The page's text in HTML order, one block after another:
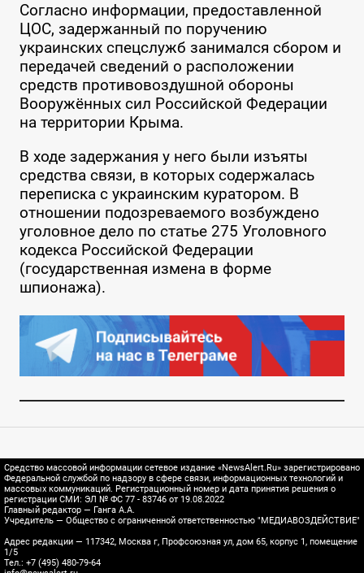
Согласно информации, предоставленной
ЦОС, задержанный по поручению
украинских спецслужб занимался сбором и
передачей сведений о расположении
средств противовоздушной обороны
Вооружённых сил Российской Федерации
на территории Крыма.
В ходе задержания у него были изъяты
средства связи, в которых содержалась
переписка с украинским куратором. В
отношении подозреваемого возбуждено
уголовное дело по статье 275 Уголовного
кодекса Российской Федерации
(государственная измена в форме
шпионажа).
Средство массовой информации сетевое издание «NewsAlert.Ru» зарегистрировано
Федеральной службой по надзору в сфере связи, информационных технологий и
массовых коммуникаций. Регистрационный номер и дата принятия решения о
регистрации СМИ: ЭЛ № ФС 77 - 83746 от 19.08.2022
Главный редактор — Ганга А.А.
Учредитель — Общество с ограниченной ответственностью "МЕДИАВОЗДЕЙСТВИЕ"
Адрес редакции — 117342, Москва г, Профсоюзная ул, дом 65, корпус 1, помещение
1/5
Тел.: +7 (495) 480-79-64